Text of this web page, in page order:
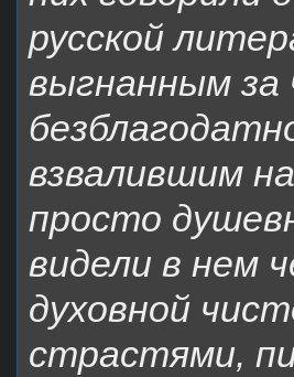
русской
выгнанным за
взвалившим
просто
видели в нем
духовной
страстями,